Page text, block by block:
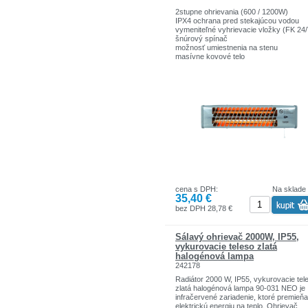
2stupne ohrievania (600 / 1200W)
IPX4 ochrana pred stekajúcou vodou
vymeniteľné vyhrievacie vložky (FK
šnúrový spínač
možnosť umiestnenia na stenu
masívne kovové telo
Na sklade
cena s DPH:
35,40 €
bez DPH 28,78 €
Sálavý ohrievač 2000W, IP55,
vykurovacie teleso zlatá
halogénová lampa
242178
Radiátor 2000 W, IP55, vykurovacie
zlatá halogénová lampa 90-031 NEO je
infračervené zariadenie, ktoré premieňa
elektrickú energiu na teplo. Ohrievač